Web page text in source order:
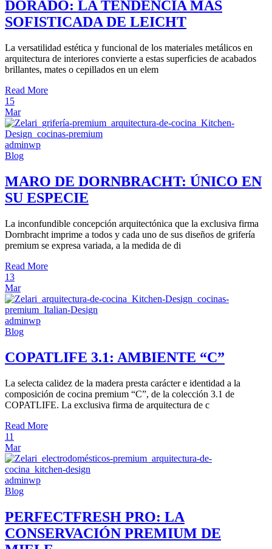
DORADO: LA TENDENCIA MÁS
SOFISTICADA DE LEICHT
La versatilidad estética y funcional de los materiales metálicos en
arquitectura de interiores convierte a estas superficies de acabados
brillantes, mates o cepillados en un elem
Read More
15
Mar
adminwp
Blog
MARO DE DORNBRACHT: ÚNICO EN
SU ESPECIE
La inconfundible concepción arquitectónica que la exclusiva firma
Dornbracht imprime a todos y cada uno de sus diseños de grifería
premium se expresa variada, a la medida de di
Read More
13
Mar
adminwp
Blog
COPATLIFE 3.1: AMBIENTE “C”
La selecta calidez de la madera presta carácter e identidad a la
composición de cocina premium “C”, de la colección 3.1 de
COPATLIFE. La exclusiva firma de arquitectura de c
Read More
11
Mar
adminwp
Blog
PERFECTFRESH PRO: LA
CONSERVACIÓN PREMIUM DE